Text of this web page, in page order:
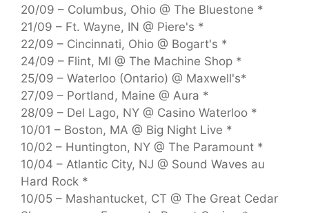
20/09 – Columbus, Ohio @ The Bluestone *
21/09 – Ft. Wayne, IN @ Piere's *
22/09 – Cincinnati, Ohio @ Bogart's *
24/09 – Flint, MI @ The Machine Shop *
25/09 – Waterloo (Ontario) @ Maxwell's*
27/09 – Portland, Maine @ Aura *
28/09 – Del Lago, NY @ Casino Waterloo *
10/01 – Boston, MA @ Big Night Live *
10/02 – Huntington, NY @ The Paramount *
10/04 – Atlantic City, NJ @ Sound Waves au
Hard Rock *
10/05 – Mashantucket, CT @ The Great Cedar